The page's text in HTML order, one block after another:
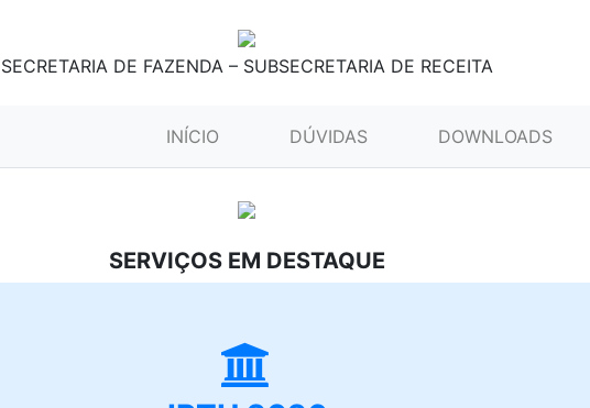
SECRETARIA DE FAZENDA – SUBSECRETARIA DE RECEITA
INÍCIO (CURRENT)DÚVIDAS DOWNLOADS
SERVIÇOS EM DESTAQUE